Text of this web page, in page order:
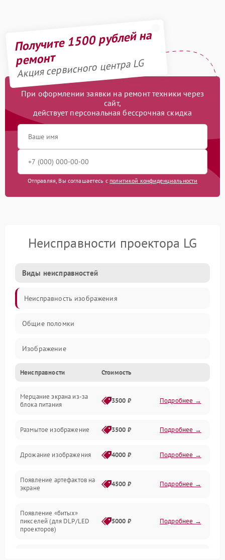
Получите 1500 рублей на
ремонт
Акция сервисного центра LG
При оформлении заявки на ремонт техники через
сайт,
действует персональная бессрочная скидка
Отправляя, Вы соглашаетесь с политикой конфиденциальности
Неисправности проектора LG
Виды неисправностей
Неисправность изображения
Общие поломки
Изображение
Лампа подсветки
Неисправность управления и интерфейсов
Неисправности Стоимость
Мерцание экрана из-за
блока питания
3500 ₽ Подробнее →
Размытое изображение 3500 ₽ Подробнее →
Дрожание изображения 4000 ₽ Подробнее →
Появление артефактов на
экране
4500 ₽ Подробнее →
Появление «битых»
пикселей (для DLP/LED
проекторов)
5000 ₽ Подробнее →